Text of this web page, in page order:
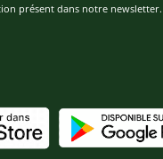
présent dans notre newsletter.